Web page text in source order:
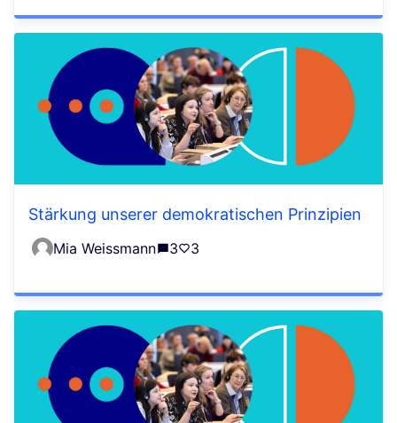
Stärkung unserer demokratischen Prinzipien
Mia Weissmann 3 3